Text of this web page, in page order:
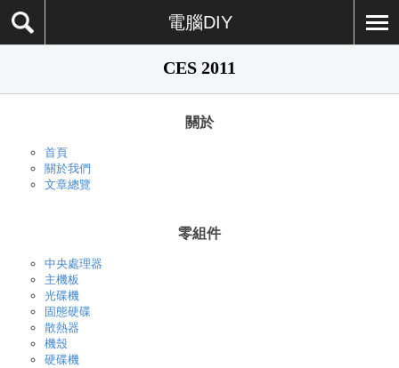
電腦DIY
CES 2011
關於
首頁
關於我們
文章總覽
零組件
中央處理器
主機板
光碟機
固態硬碟
散熱器
機殼
硬碟機